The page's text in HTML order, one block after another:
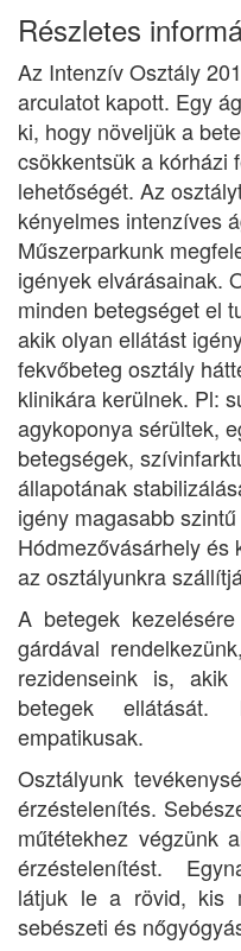
Részletes
Az Intenzív Osztály
arculatot kapott. Egy
ki, hogy növeljük a
csökkentsük a kórházi
lehetőségét. Az
kényelmes intenzíves
Műszerparkunk
igények elvárásainak.
minden betegséget el
akik olyan ellátást
fekvőbeteg osztály
klinikára kerülnek. Pl:
agykoponya sérültek,
betegségek,
állapotának
igény magasabb
Hódmezővásárhely és
az osztályunkra
A betegek
gárdával
rezidenseink is,
betegek ellátását.
empatikusak.
Osztályunk
érzéstelenítés.
műtétekhez végzünk
érzéstelenítést.
látjuk le a rövid, kis
sebészeti és